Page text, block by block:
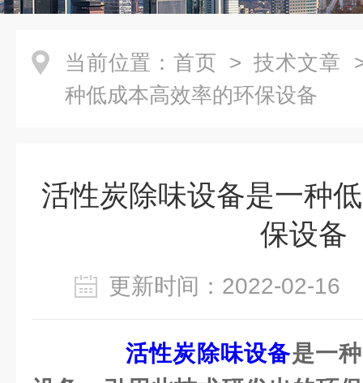
当前位置： 首页 > 技术文章
种低成本高效率的环保设备
活性炭除味设备是一种
保设备
更新时间：2022-02-
活性炭除味设备是一